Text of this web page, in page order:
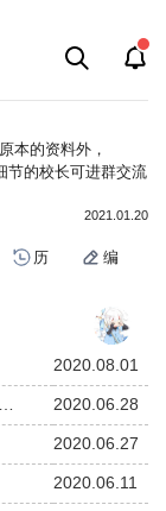
本的资料外，
节的校长可进群交流
2021.01.20
历 编
2020.08.01
一篇并不怎么靠谱的阵容搭配攻略——萌新篇 2020.06.28
2020.06.27
2020.06.11